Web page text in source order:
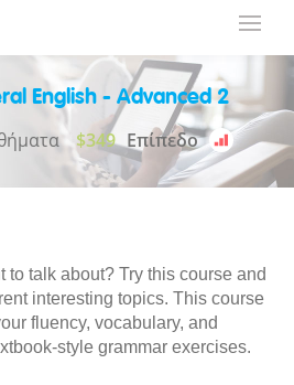
English - Advanced 2
$349 Επίπεδο
to talk about? Try this course and
interesting topics. This course
fluency, vocabulary, and
style grammar exercises.